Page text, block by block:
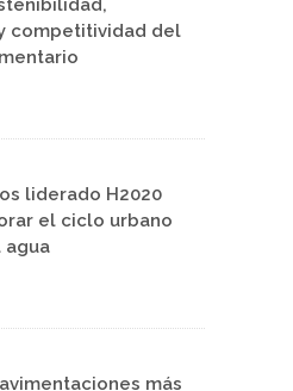
competitividad del
liderado H2020
el ciclo urbano
más